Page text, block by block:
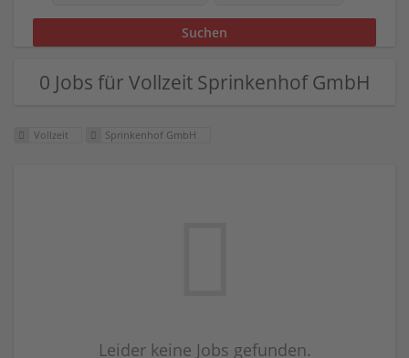
0 Jobs für Vollzeit Sprinkenhof GmbH
Vollzeit Sprinkenhof GmbH
Leider keine Jobs gefunden.